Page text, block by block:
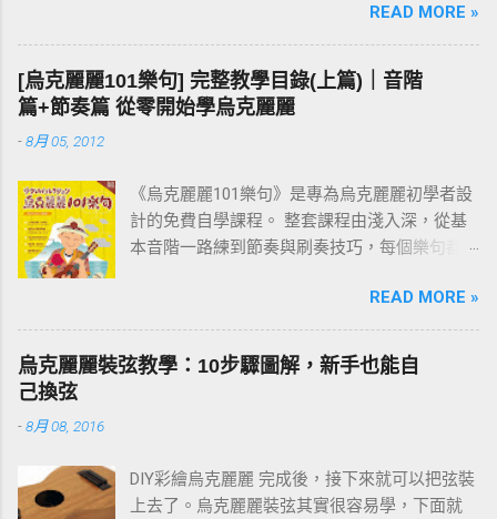
的道理。先把一個個小樂句彈熟，技巧和速度
都到位之後，再去按和弦、彈演奏曲，就會變
成一件輕鬆自然的事。基本功打穩，後面的路
才走得快。
READ MORE »
[烏克麗麗101樂句] 完整教學目錄(上篇)｜音階
篇+節奏篇 從零開始學烏克麗麗
-8月 05, 2012
《烏克麗麗101樂句》是專為烏克麗麗初學者設
計的免費自學課程。 整套課程由淺入深，從基
本音階一路練到節奏與刷奏技巧，每個樂句都
問，歡迎在文章下方留言討論。 建議從第一課
「001 C調基本音階」開始，依序往下練；若你
還不清楚為什麼要練樂句，請先看 〈為什麼要
練習烏克麗麗101樂句？〉 這篇。
READ MORE »
烏克麗麗裝弦教學：10步驟圖解，新手也能自
己換弦
-8月 08, 2016
DIY彩繪烏克麗麗 完成後，接下來就可以把弦裝
上去了。烏克麗麗裝弦其實很容易學，下面就